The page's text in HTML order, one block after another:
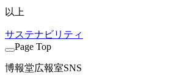
以上
サステナビリティ
Page Top
博報堂広報室SNS